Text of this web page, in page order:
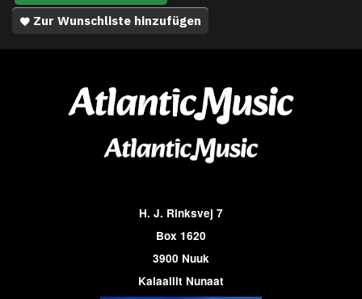
Zur Wunschliste hinzufügen
H. J. Rinksvej 7
Box 1620
3900 Nuuk
Kalaallit Nunaat